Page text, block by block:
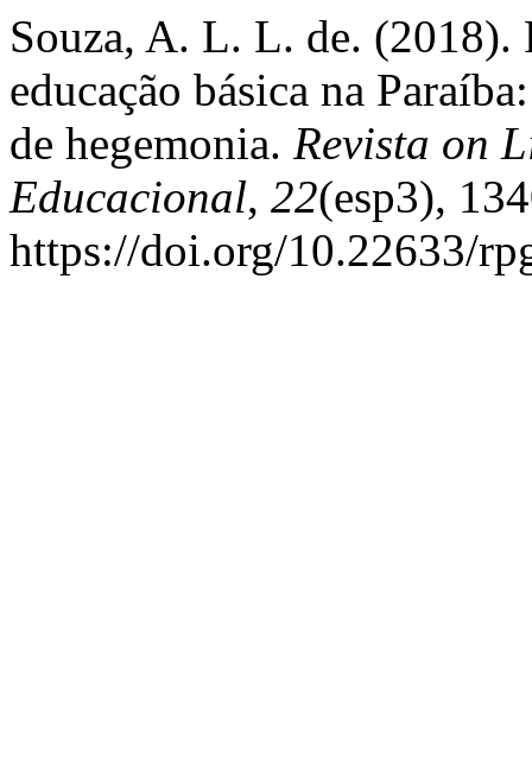
Souza, A. L. L. de. (2018).
educação básica na
de hegemonia. Revista on
Educacional, 22(esp3),
https://doi.org/10.22633/